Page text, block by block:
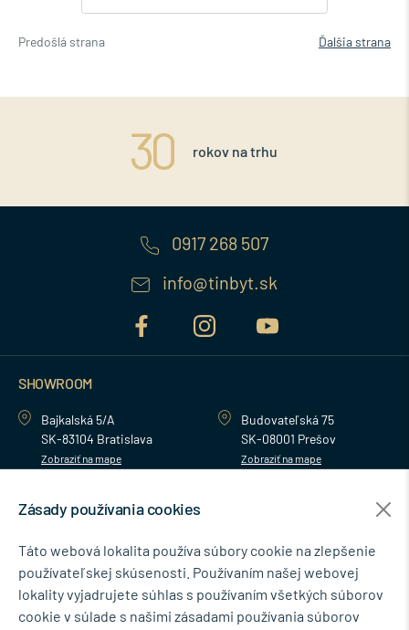
Predošlá strana Ďalšia strana
rokov na trhu
0917 268 507
info@tinbyt.sk
SHOWROOM
Bajkalská 5/A
SK-83104 Bratislava
Zobraziť na mape
Budovateľská 75
SK-08001 Prešov
Zobraziť na mape
NEWSLETTER
Zásady používania cookies
Táto webová lokalita používa súbory cookie na zlepšenie
používateľskej skúsenosti. Používaním našej webovej
lokality vyjadrujete súhlas s používaním všetkých súborov
cookie v súlade s našimi zásadami používania súborov